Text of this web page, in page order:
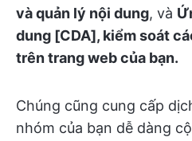
và quản lý nội dung, và
dung [CDA], kiểm soát
trên trang web của bạn.
Chúng cũng cung cấp
nhóm của bạn dễ dàng